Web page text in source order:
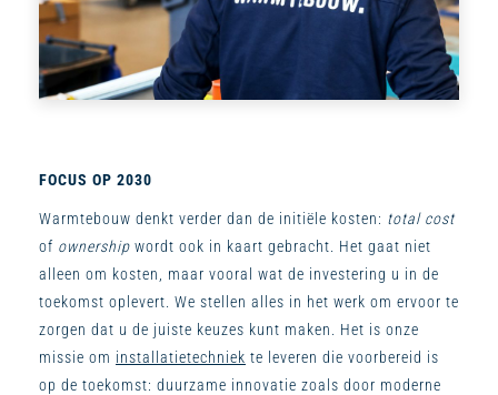
FOCUS OP 2030
Warmtebouw denkt verder dan de initiële kosten: total cost
of ownership wordt ook in kaart gebracht. Het gaat niet
alleen om kosten, maar vooral wat de investering u in de
toekomst oplevert. We stellen alles in het werk om ervoor te
zorgen dat u de juiste keuzes kunt maken. Het is onze
missie om installatietechniek te leveren die voorbereid is
op de toekomst: duurzame innovatie zoals door moderne